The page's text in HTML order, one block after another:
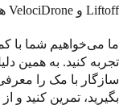
Liftoff و VelociDrone هستند.
ما می‌خواهیم شما با
تجربه کنید. به همین
سازگار با مک را
بگیرید، تمرین کنید و